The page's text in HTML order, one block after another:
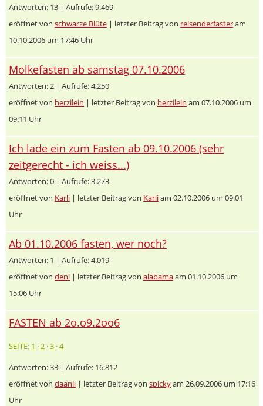
Antworten: 13 | Aufrufe: 9.469
eröffnet von schwarze Blüte | letzter Beitrag von reisenderfasteram
10.10.2006 um 17:46 Uhr
Molkefasten ab samstag 07.10.2006
Antworten: 2 | Aufrufe: 4.250
eröffnet von herzilein | letzter Beitrag von herzilein am 07.10.2006 um
09:11 Uhr
Ich lade ein zum Fasten ab 09.10.2006 (sehr
zeitgerecht - ich weiss...)
Antworten: 0 | Aufrufe: 3.273
eröffnet von Karli | letzter Beitrag von Karliam 02.10.2006 um 09:01
Uhr
Ab 01.10.2006 fasten, wer noch?
Antworten: 1 | Aufrufe: 4.019
eröffnet von deni | letzter Beitrag von alabamaam 01.10.2006 um
15:06 Uhr
FASTEN ab 2o.o9.2oo6
SEITE: 1 ·2 ·3 ·4
Antworten: 33 | Aufrufe: 16.812
eröffnet von daanii | letzter Beitrag von spickyam 26.09.2006 um 17:16
Uhr